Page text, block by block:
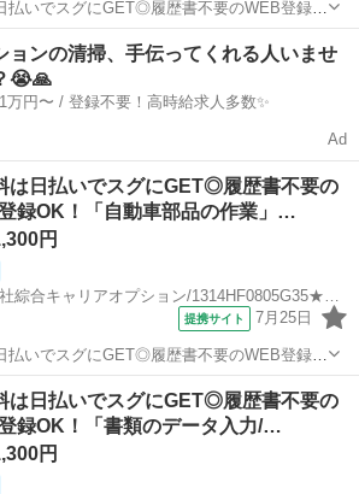
払いでスグにGET◎履歴書不要のWEB登録
ト進行管理」高時給1500円！小淵沢周辺！
ント】 製造のお仕事が
ョンの清掃、手伝ってくれる人いませ
😭🙏
日給例1万円〜 / 登録不要！高時給求人多数✨
Ad
は日払いでスグにGET◎履歴書不要の
録OK！「自動車部品の作業」…
円
提携サイト 7月25日
払いでスグにGET◎履歴書不要のWEB登録
」高時給1300円！韮崎周辺！20代～40代の
事務
は日払いでスグにGET◎履歴書不要の
録OK！「書類のデータ入力/…
円